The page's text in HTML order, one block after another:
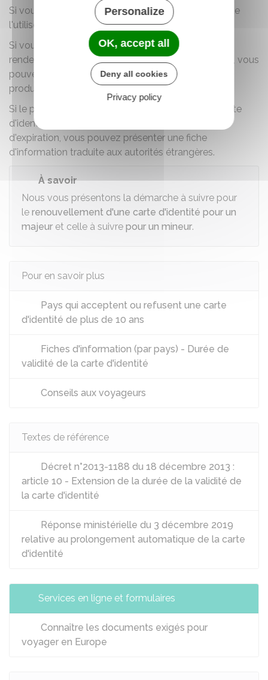
Si vous avez un passeport valide, il est préférable de
l'utiliser.
Si vous n'avez pas de passeport, et que vous vous
rendez dans un pays qui accepte la carte d'identité, vous
pouvez demander son renouvellement anticipé en
produisant un
justificatif du voyage à venir
Si le pays accepte que la date inscrite sur votre carte
d'identité ne corresponde pas à sa date réelle
d'expiration, vous pouvez présenter une fiche
d'information traduite aux autorités étrangères.
À savoir
Nous vous présentons la démarche à suivre pour
le renouvellement d'une carte d'identité pour un
majeur et celle à suivre pour un mineur.
Pour en savoir plus
Pays qui acceptent ou refusent une carte
d'identité de plus de 10 ans
Fiches d'information (par pays) - Durée de
validité de la carte d'identité
Conseils aux voyageurs
Textes de référence
Décret n°2013-1188 du 18 décembre 2013 :
article 10 - Extension de la durée de la validité de
la carte d'identité
Réponse ministérielle du 3 décembre 2019
relative au prolongement automatique de la carte
d'identité
Services en ligne et formulaires
Connaître les documents exigés pour
voyager en Europe
Personalize
OK, accept all
Deny all cookies
Privacy policy